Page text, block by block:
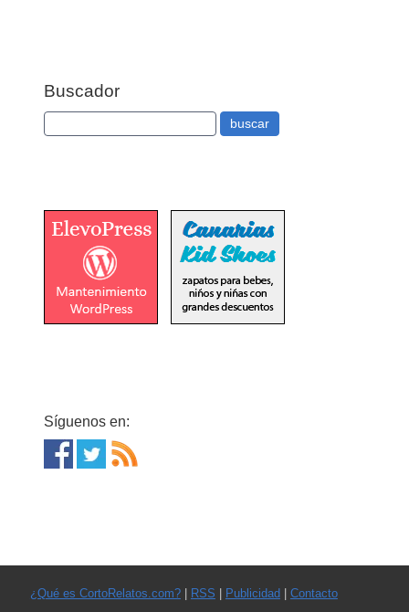
Buscador
Síguenos en:
¿Qué es CortoRelatos.com?| RSS Publicidad Contacto